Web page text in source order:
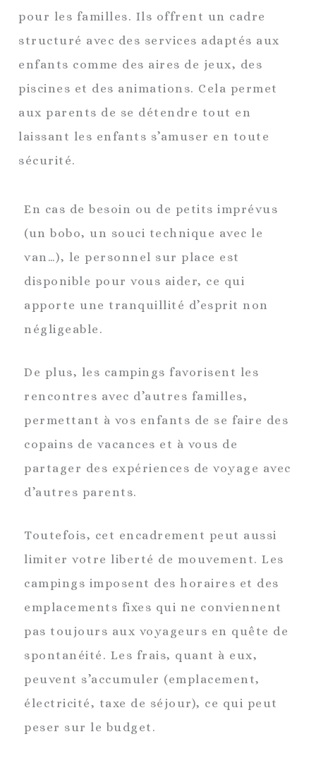
pour les familles. Ils offrent un cadre
structuré avec des services adaptés aux
enfants comme des aires de jeux, des
piscines et des animations. Cela permet
aux parents de se détendre tout en
laissant les enfants s’amuser en toute
sécurité.
En cas de besoin ou de petits imprévus
(un bobo, un souci technique avec le
van…), le personnel sur place est
disponible pour vous aider, ce qui
apporte une tranquillité d’esprit non
négligeable.
De plus, les campings favorisent les
rencontres avec d’autres familles,
permettant à vos enfants de se faire des
copains de vacances et à vous de
partager des expériences de voyage avec
d’autres parents.
Toutefois, cet encadrement peut aussi
limiter votre liberté de mouvement. Les
campings imposent des horaires et des
emplacements fixes qui ne conviennent
pas toujours aux voyageurs en quête de
spontanéité. Les frais, quant à eux,
peuvent s’accumuler (emplacement,
électricité, taxe de séjour), ce qui peut
peser sur le budget.